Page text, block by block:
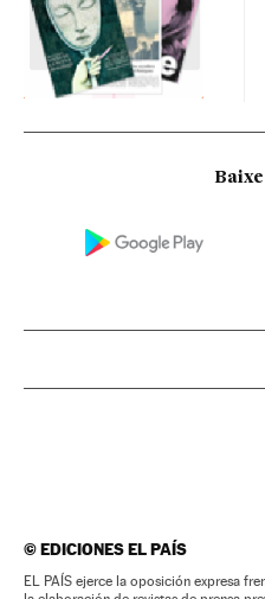
©EDICIONES EL PAÍS
EL PAÍS ejerce la oposición expresa